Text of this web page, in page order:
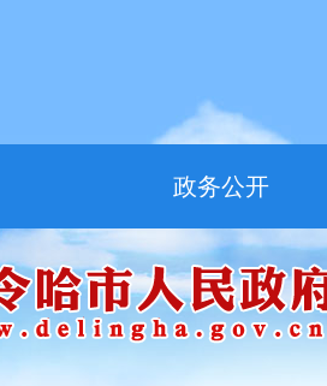
政务公开
友情链接